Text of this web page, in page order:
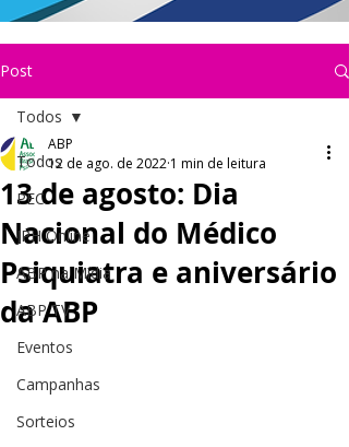
Post
Todos
PEC
JPH Online
ABP na Mídia
ABP TV
Eventos
Campanhas
Sorteios
Todos
13 de agosto: Dia
Nacional do Médico
Psiquiatra e aniversário
da ABP
ABP
12 de ago. de 2022 1 min de leitura